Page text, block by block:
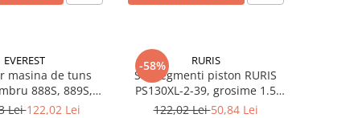
EVEREST
masina de tuns
888S, 889S,
Atlet 909
Lei122,02 Lei
-58% RURIS
Set segmenti piston RURIS
PS130XL-2-39, grosime 1.5
mm, pentru masina de tuns
122,02 Lei50,84 Lei